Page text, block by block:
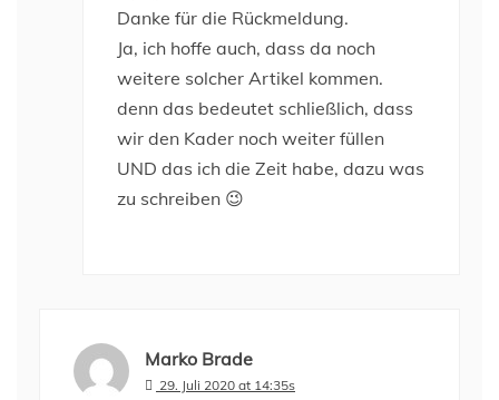
Danke für die Rückmeldung.
Ja, ich hoffe auch, dass da noch
weitere solcher Artikel kommen.
denn das bedeutet schließlich, dass
wir den Kader noch weiter füllen
UND das ich die Zeit habe, dazu was
zu schreiben 😉
Marko Brade
29. Juli 2020 at 14:35s